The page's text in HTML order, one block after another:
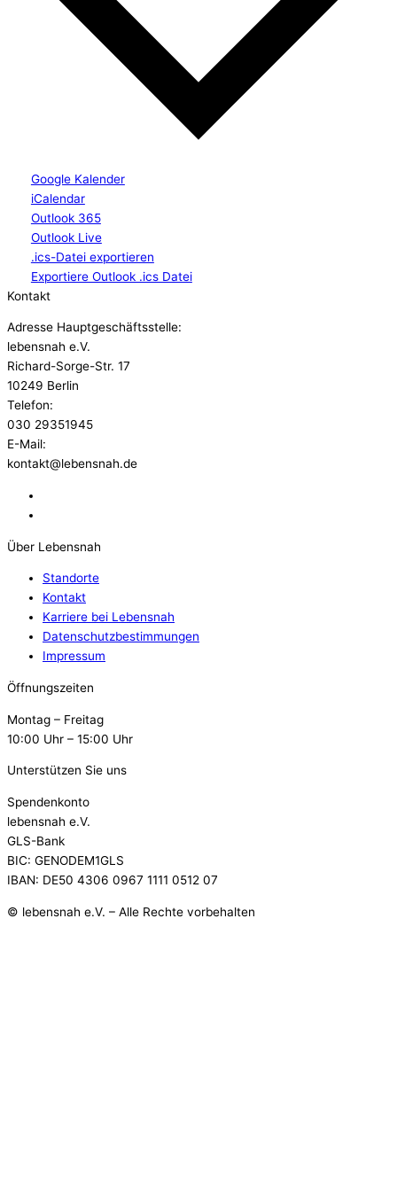
Google Kalender
iCalendar
Outlook 365
Outlook Live
.ics-Datei exportieren
Exportiere Outlook .ics Datei
Kontakt
Adresse Hauptgeschäftsstelle:
lebensnah e.V.
Richard-Sorge-Str. 17
10249 Berlin
Telefon:
030 29351945
E-Mail:
kontakt@lebensnah.de
Über Lebensnah
Standorte
Kontakt
Karriere bei Lebensnah
Datenschutzbestimmungen
Impressum
Öffnungszeiten
Montag – Freitag
10:00 Uhr – 15:00 Uhr
Unterstützen Sie uns
Spendenkonto
lebensnah e.V.
GLS-Bank
BIC: GENODEM1GLS
IBAN: DE50 4306 0967 1111 0512 07
© lebensnah e.V. – Alle Rechte vorbehalten